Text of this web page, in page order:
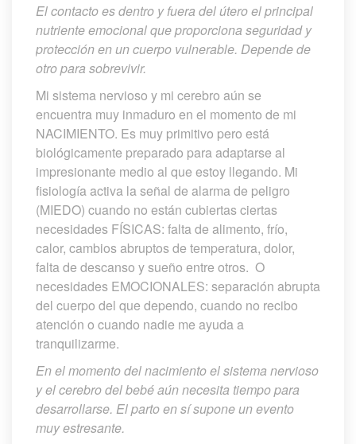
El contacto es dentro y fuera del útero el principal
nutriente emocional que proporciona seguridad y
protección en un cuerpo vulnerable. Depende de
otro para sobrevivir.
Mi sistema nervioso y mi cerebro aún se
encuentra muy inmaduro en el momento de mi
NACIMIENTO. Es muy primitivo pero está
biológicamente preparado para adaptarse al
impresionante medio al que estoy llegando. Mi
fisiología activa la señal de alarma de peligro
(MIEDO) cuando no están cubiertas ciertas
necesidades FÍSICAS: falta de alimento, frío,
calor, cambios abruptos de temperatura, dolor,
falta de descanso y sueño entre otros. O
necesidades EMOCIONALES: separación abrupta
del cuerpo del que dependo, cuando no recibo
atención o cuando nadie me ayuda a
tranquilizarme.
En el momento del nacimiento el sistema nervioso
y el cerebro del bebé aún necesita tiempo para
desarrollarse. El parto en sí supone un evento
muy estresante.